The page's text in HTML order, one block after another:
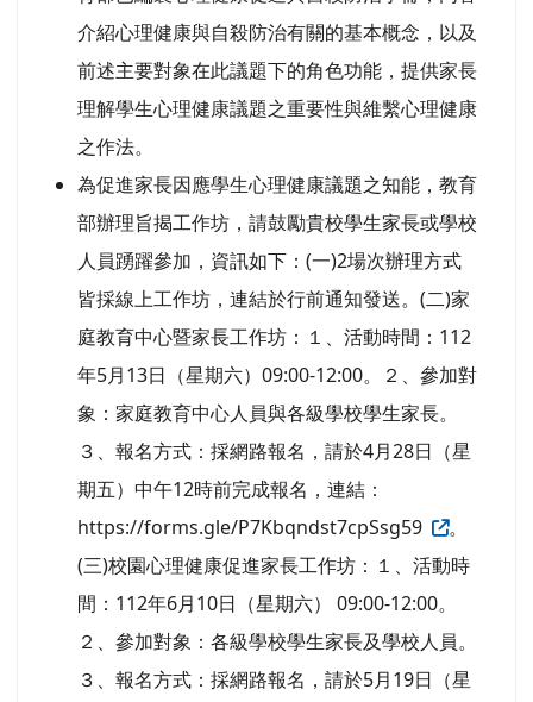
介紹心理健康與自殺防治有關的基本概念，以及
前述主要對象在此議題下的角色功能，提供家長
理解學生心理健康議題之重要性與維繫心理健康
之作法。
為促進家長因應學生心理健康議題之知能，教育
部辦理旨揭工作坊，請鼓勵貴校學生家長或學校
人員踴躍參加，資訊如下：(一)2場次辦理方式
皆採線上工作坊，連結於行前通知發送。(二)家
庭教育中心暨家長工作坊：１、活動時間：112
年5月13日（星期六）09:00-12:00。２、參加對
象：家庭教育中心人員與各級學校學生家長。
３、報名方式：採網路報名，請於4月28日（星
期五）中午12時前完成報名，連結：
https://forms.gle/P7Kbqndst7cpSsg59
。
(三)校園心理健康促進家長工作坊：１、活動時
間：112年6月10日（星期六） 09:00-12:00。
２、參加對象：各級學校學生家長及學校人員。
３、報名方式：採網路報名，請於5月19日（星